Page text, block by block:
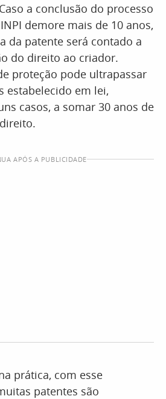
a conclusão do processo
demore mais de 10 anos,
da patente será contado a
do direito ao criador.
proteção pode ultrapassar
estabelecido em lei,
casos, a somar 30 anos de
APÓS A PUBLICIDADE
prática, com esse
patentes são